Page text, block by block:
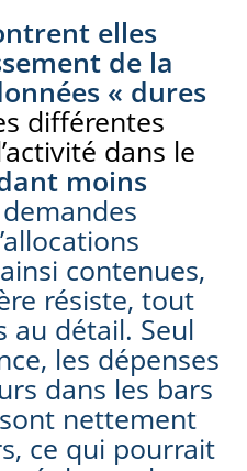
elles
de la
« dures
différentes
dans le
moins
contenues,
résiste, tout
au détail. Seul
les dépenses
dans les bars
nettement
ce qui pourrait